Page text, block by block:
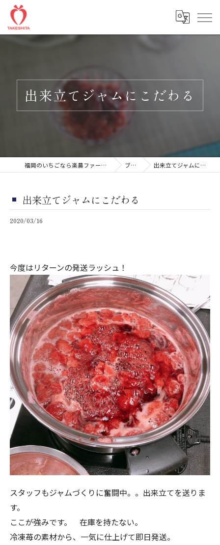
出来立てジャムにこだわる
福岡のいちごなら楽農ファームたけした ブログ 出来立てジャムにこだわる
出来立てジャムにこだわる
2020/03/16
今度はリターンの発送ラッシュ！
スタッフもジャムづくりに奮闘中。。出来立てを送りま
す。
ここが強みです。 在庫を持たない。
冷凍苺の素材から、一気に仕上げて即日発送。